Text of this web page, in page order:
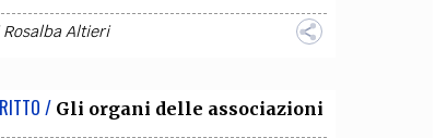
Rosalba Altieri
/ Gli organi delle associazioni